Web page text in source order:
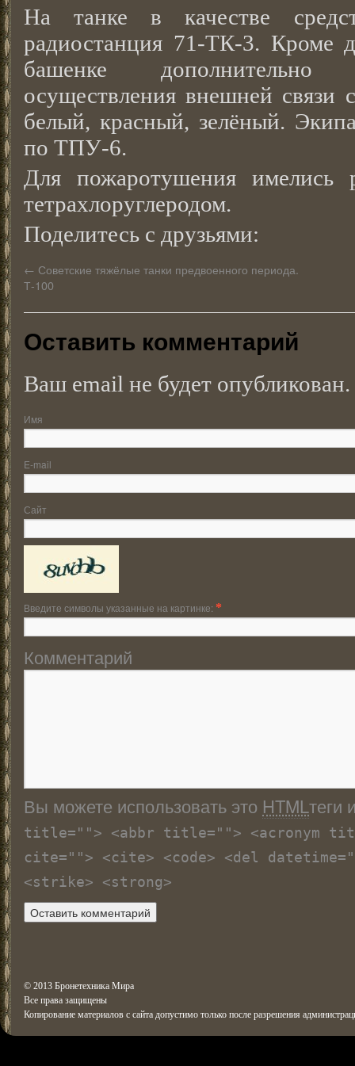
На танке в качестве
радиостанция 71-ТК-3. Кроме
башенке дополнительно
осуществления внешней связи
белый, красный, зелёный.
по ТПУ-6.
Для пожаротушения имелись
тетрахлоруглеродом.
Поделитесь с друзьями:
← Советские тяжёлые танки предвоенного периода.
Т-100
Оставить комментарий
Ваш email не будет опубликован.
Имя
E-mail
Сайт
Введите символы указанные на картинке: *
Комментарий
Вы можете использовать это HTMLтеги
title=""> <abbr title=""> <acronym
cite=""> <cite> <code> <del
<strike> <strong>
© 2013 Бронетехника Мира
Все права защищены
Копирование материалов с сайта допустимо только после разрешения